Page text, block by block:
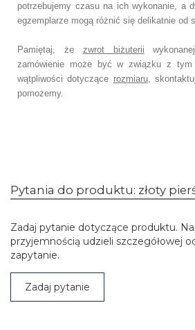
potrzebujemy czasu na ich wykonanie, a
egzemplarze mogą różnić się delikatnie od
Pamiętaj, że zwrot biżuterii
zamówienie może być w związku z tym
wątpliwości dotyczące rozmiaru,
pomożemy.
Pytania do produktu: złoty
Zadaj pytanie dotyczące produktu.
przyjemnością udzieli szczegółowej
zapytanie.
Zadaj pytanie